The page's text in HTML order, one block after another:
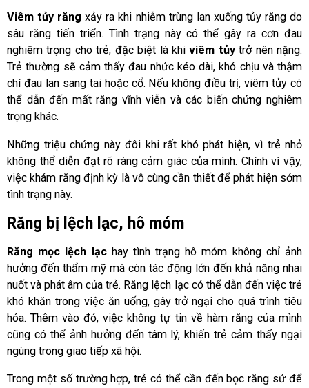
Viêm tủy răng xảy ra khi nhiễm trùng lan xuống tủy răng do
sâu răng tiến triển. Tình trạng này có thể gây ra cơn đau
nghiêm trọng cho trẻ, đặc biệt là khiviêm tủytrở nên nặng.
Trẻ thường sẽ cảm thấy đau nhức kéo dài, khó chịu và thậm
chí đau lan sang tai hoặc cổ. Nếu không điều trị, viêm tủy có
thể dẫn đến mất răng vĩnh viễn và các biến chứng nghiêm
trọng khác.
Những triệu chứng này đôi khi rất khó phát hiện, vì trẻ nhỏ
không thể diễn đạt rõ ràng cảm giác của mình. Chính vì vậy,
việc khám răng định kỳ là vô cùng cần thiết để phát hiện sớm
tình trạng này.
Răng bị lệch lạc, hô móm
Răng mọc lệch lạchay tình trạng hô móm không chỉ ảnh
hưởng đến thẩm mỹ mà còn tác động lớn đến khả năng nhai
nuốt và phát âm của trẻ. Răng lệch lạc có thể dẫn đến việc trẻ
khó khăn trong việc ăn uống, gây trở ngại cho quá trình tiêu
hóa. Thêm vào đó, việc không tự tin về hàm răng của mình
cũng có thể ảnh hưởng đến tâm lý, khiến trẻ cảm thấy ngại
ngùng trong giao tiếp xã hội.
Trong một số trường hợp, trẻ có thể cần đến bọc răng sứ để